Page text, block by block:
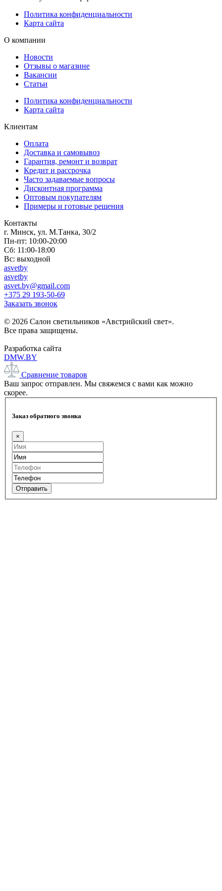
Политика конфиденциальности
Карта сайта
О компании
Новости
Отзывы о магазине
Вакансии
Статьи
Политика конфиденциальности
Карта сайта
Клиентам
Оплата
Доставка и самовывоз
Гарантия, ремонт и возврат
Кредит и рассрочка
Часто задаваемые вопросы
Дисконтная программа
Оптовым покупателям
Примеры и готовые решения
Контакты
г. Минск, ул. М.Танка, 30/2
Пн-пт: 10:00-20:00
Сб: 11:00-18:00
Вс: выходной
asvetby
asvetby
asvet.by@gmail.com
+375 29 193-50-69
Заказать звонок
© 2026 Салон светильников «Австрийский свет».
Все права защищены.
Разработка сайта
DMW.BY
Сравнение товаров
Ваш запрос отправлен. Мы свяжемся с вами как можно
скорее.
Заказ обратного звонка
×
Отправить